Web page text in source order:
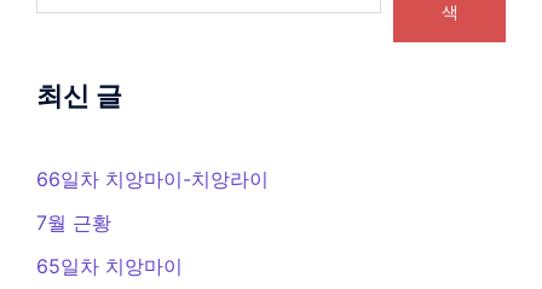
색
최신 글
66일차 치앙마이-치앙라이
7월 근황
65일차 치앙마이